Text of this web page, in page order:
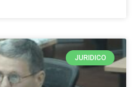
JURIDICO